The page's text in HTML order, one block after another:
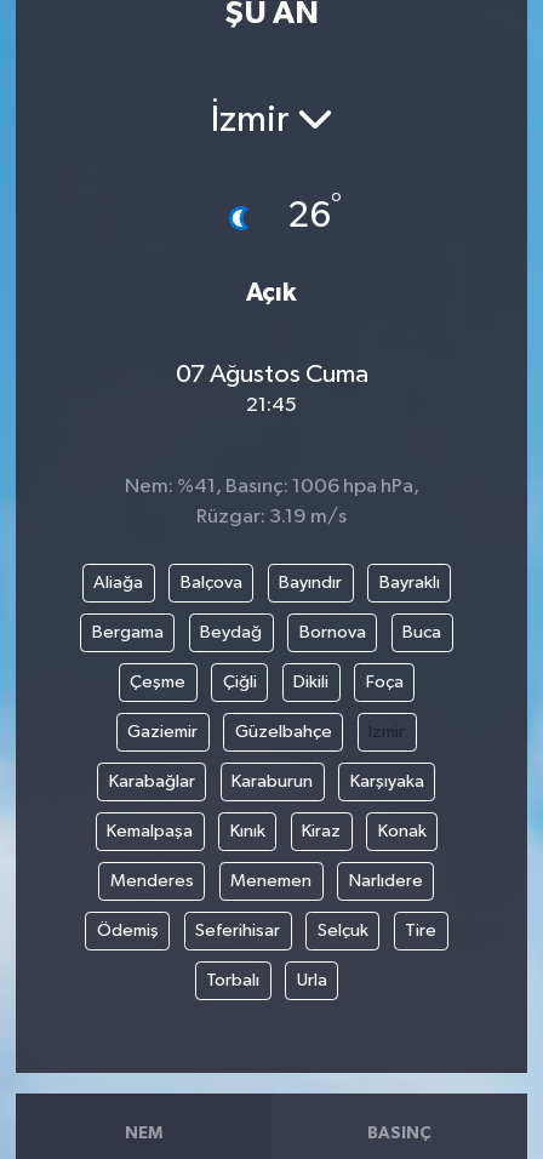
ŞU AN
İzmir
26°
Açık
07 Ağustos Cuma
21:45
Nem: %41, Basınç: 1006 hpa hPa,
Rüzgar: 3.19 m/s
Aliağa Balçova Bayındır Bayraklı
Bergama Beydağ Bornova Buca
Çeşme Çiğli Dikili Foça
Gaziemir Güzelbahçe İzmir
Karabağlar Karaburun Karşıyaka
Kemalpaşa Kınık Kiraz Konak
Menderes Menemen Narlıdere
Ödemiş Seferihisar Selçuk Tire
Torbalı Urla
NEM BASINÇ
Bilim, Teknoloji